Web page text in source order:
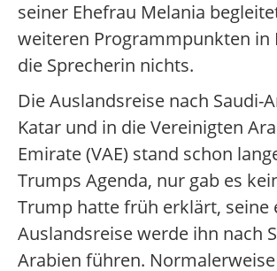
seiner Ehefrau Melania
weiteren Programmpunkten in
die Sprecherin nichts.
Die Auslandsreise nach Saudi-
Katar und in die Vereinigten
Emirate (VAE) stand schon
Trumps Agenda, nur gab es
Trump hatte früh erklärt, seine
Auslandsreise werde ihn nach
Arabien führen.